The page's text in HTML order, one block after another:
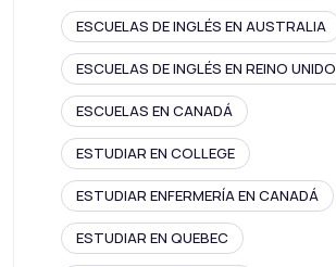
ESCUELAS DE INGLÉS EN AUSTRALIA
ESCUELAS DE INGLÉS EN REINO UNIDO
ESCUELAS EN CANADÁ
ESTUDIAR EN COLLEGE
ESTUDIAR ENFERMERÍA EN CANADÁ
ESTUDIAR EN QUEBEC